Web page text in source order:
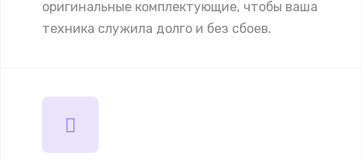
оригинальные комплектующие, чтобы ваша
техника служила долго и без сбоев.